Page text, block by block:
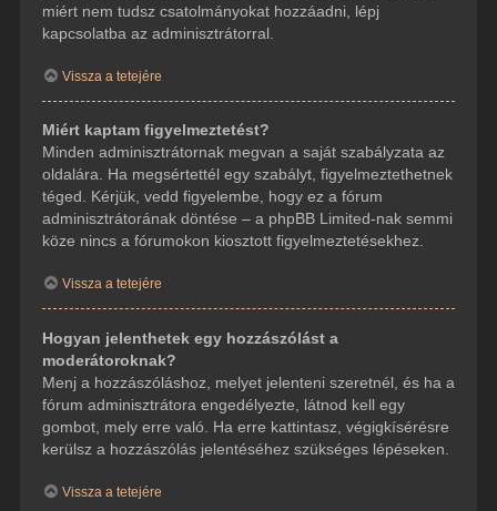
miért nem tudsz csatolmányokat hozzáadni, lépj
kapcsolatba az adminisztrátorral.
Vissza a tetejére
Miért kaptam figyelmeztetést?
Minden adminisztrátornak megvan a saját szabályzata az
oldalára. Ha megsértettél egy szabályt, figyelmeztethetnek
téged. Kérjük, vedd figyelembe, hogy ez a fórum
adminisztrátorának döntése – a phpBB Limited-nak semmi
köze nincs a fórumokon kiosztott figyelmeztetésekhez.
Vissza a tetejére
Hogyan jelenthetek egy hozzászólást a
moderátoroknak?
Menj a hozzászóláshoz, melyet jelenteni szeretnél, és ha a
fórum adminisztrátora engedélyezte, látnod kell egy
gombot, mely erre való. Ha erre kattintasz, végigkísérésre
kerülsz a hozzászólás jelentéséhez szükséges lépéseken.
Vissza a tetejére